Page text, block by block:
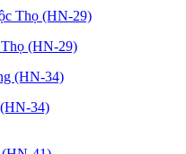
(HN-29)
34)